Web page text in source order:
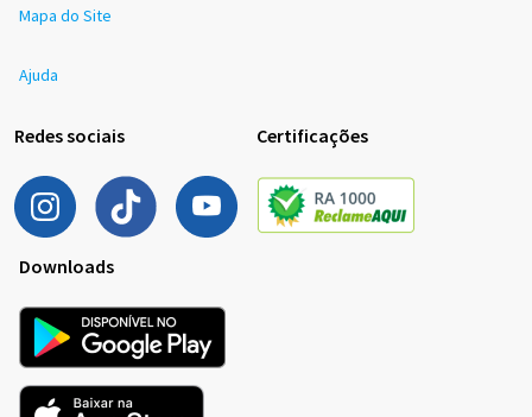
Mapa do Site
Ajuda
Redes sociais Certificações
Downloads